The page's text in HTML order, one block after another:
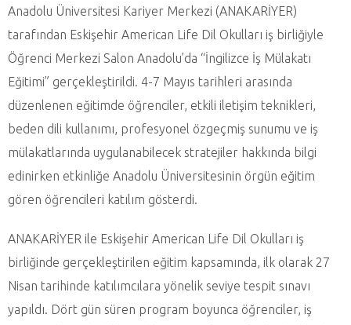
Anadolu Üniversitesi Kariyer Merkezi (ANAKARİYER)
tarafından Eskişehir American Life Dil Okulları iş birliğiyle
Öğrenci Merkezi Salon Anadolu’da “İngilizce İş Mülakatı
Eğitimi” gerçekleştirildi. 4-7 Mayıs tarihleri arasında
düzenlenen eğitimde öğrenciler, etkili iletişim teknikleri,
beden dili kullanımı, profesyonel özgeçmiş sunumu ve iş
mülakatlarında uygulanabilecek stratejiler hakkında bilgi
edinirken etkinliğe Anadolu Üniversitesinin örgün eğitim
gören öğrencileri katılım gösterdi.
ANAKARİYER ile Eskişehir American Life Dil Okulları iş
birliğinde gerçekleştirilen eğitim kapsamında, ilk olarak 27
Nisan tarihinde katılımcılara yönelik seviye tespit sınavı
yapıldı. Dört gün süren program boyunca öğrenciler, iş